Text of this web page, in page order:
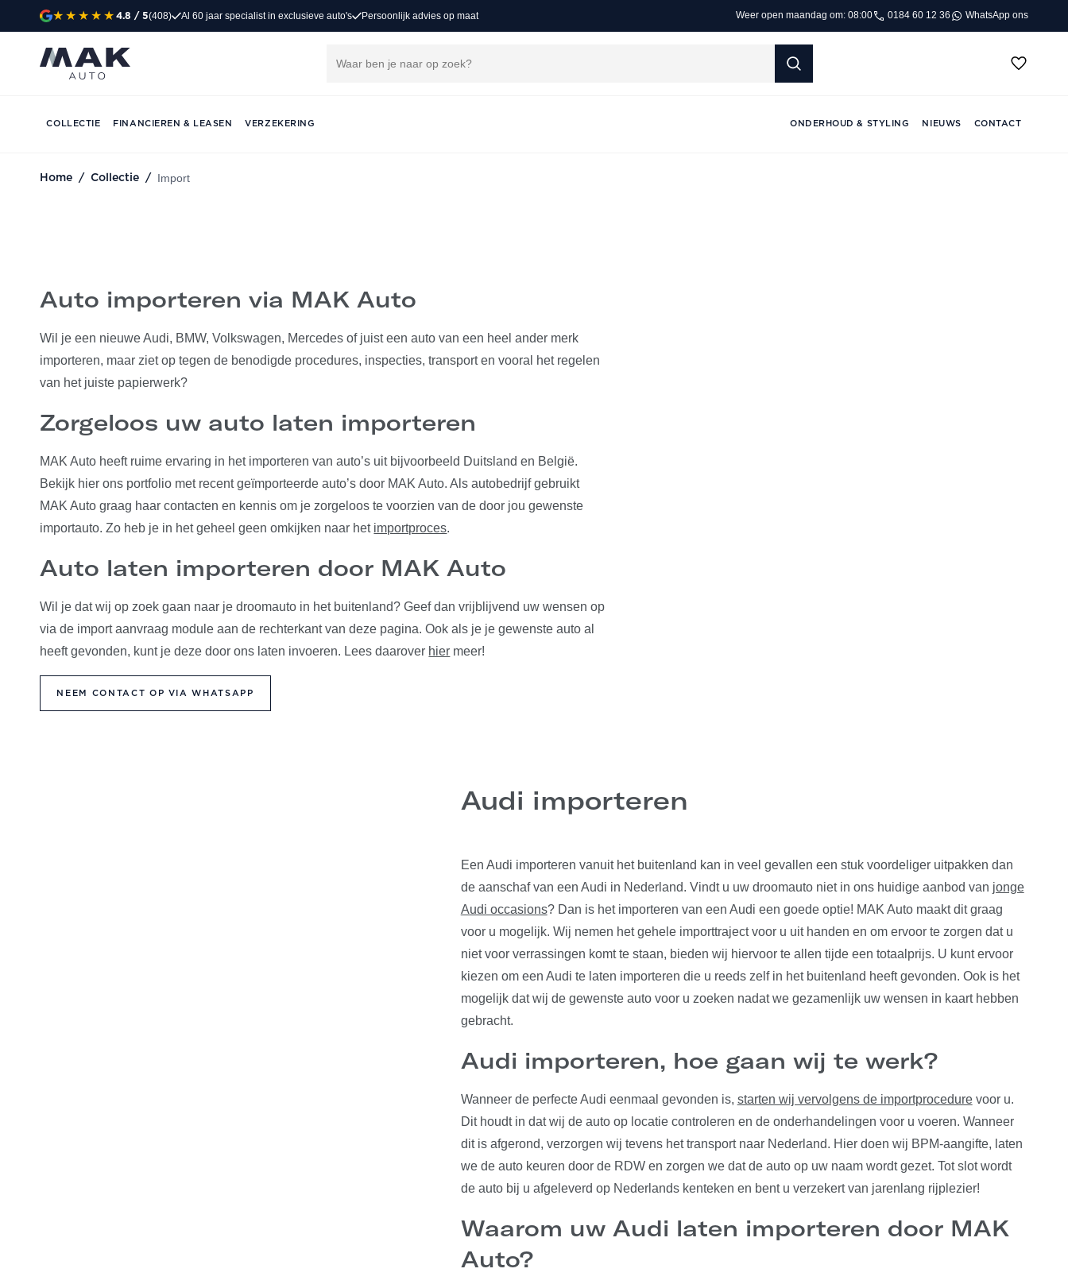
4.8 / 5(408) Al 60 jaar specialist in exclusieve auto's Persoonlijk advies op maat Weer open maandag om: 08:00 0184 60 12 36 WhatsApp ons
COLLECTIE FINANCIEREN & LEASEN VERZEKERING ONDERHOUD & STYLING NIEUWS CONTACT
Home / Collectie / Import
Auto importeren
Auto importeren via MAK Auto
Wil je een nieuwe Audi, BMW, Volkswagen, Mercedes of juist een auto van een heel ander merk
importeren, maar ziet op tegen de benodigde procedures, inspecties, transport en vooral het regelen
van het juiste papierwerk?
Zorgeloos uw auto laten importeren
MAK Auto heeft ruime ervaring in het importeren van auto’s uit bijvoorbeeld Duitsland en België.
Bekijk hier ons portfolio met recent geïmporteerde auto’s door MAK Auto. Als autobedrijf gebruikt
MAK Auto graag haar contacten en kennis om je zorgeloos te voorzien van de door jou gewenste
importauto. Zo heb je in het geheel geen omkijken naar het importproces.
Auto laten importeren door MAK Auto
Wil je dat wij op zoek gaan naar je droomauto in het buitenland? Geef dan vrijblijvend uw wensen op
via de import aanvraag module aan de rechterkant van deze pagina. Ook als je je gewenste auto al
heeft gevonden, kunt je deze door ons laten invoeren. Lees daarover hier meer!
NEEM CONTACT OP VIA WHATSAPP
Audi importeren
Een Audi importeren vanuit het buitenland kan in veel gevallen een stuk voordeliger uitpakken dan
de aanschaf van een Audi in Nederland. Vindt u uw droomauto niet in ons huidige aanbod van jonge
Audi occasions? Dan is het importeren van een Audi een goede optie! MAK Auto maakt dit graag
voor u mogelijk. Wij nemen het gehele importtraject voor u uit handen en om ervoor te zorgen dat u
niet voor verrassingen komt te staan, bieden wij hiervoor te allen tijde een totaalprijs. U kunt ervoor
kiezen om een Audi te laten importeren die u reeds zelf in het buitenland heeft gevonden. Ook is het
mogelijk dat wij de gewenste auto voor u zoeken nadat we gezamenlijk uw wensen in kaart hebben
gebracht.
Audi importeren, hoe gaan wij te werk?
Wanneer de perfecte Audi eenmaal gevonden is, starten wij vervolgens de importprocedurevoor u.
Dit houdt in dat wij de auto op locatie controleren en de onderhandelingen voor u voeren. Wanneer
dit is afgerond, verzorgen wij tevens het transport naar Nederland. Hier doen wij BPM-aangifte, laten
we de auto keuren door de RDW en zorgen we dat de auto op uw naam wordt gezet. Tot slot wordt
de auto bij u afgeleverd op Nederlands kenteken en bent u verzekert van jarenlang rijplezier!
Waarom uw Audi laten importeren door MAK
Auto?